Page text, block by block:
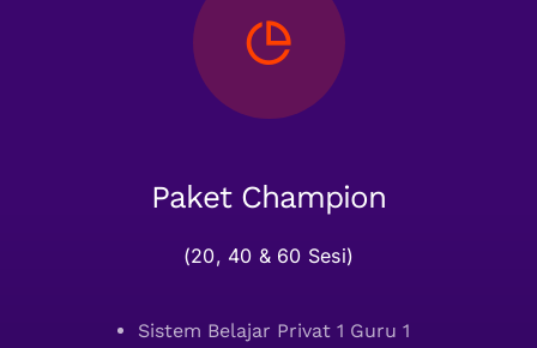
Paket Champion
(20, 40 & 60 Sesi)
Sistem Belajar Privat 1 Guru 1